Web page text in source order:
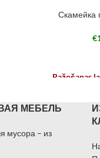
Скамейка
€
Ražošanas
МЕБЕЛЬ
мусора – из